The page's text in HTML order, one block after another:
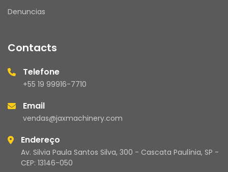
Denuncias
Contacts
Telefone
+55 19 99916-7710
Email
vendas@jaxmachinery.com
Endereço
Av. Silvia Paula Santos Silva, 300 - Cascata Paulínia, SP -
CEP: 13146-050